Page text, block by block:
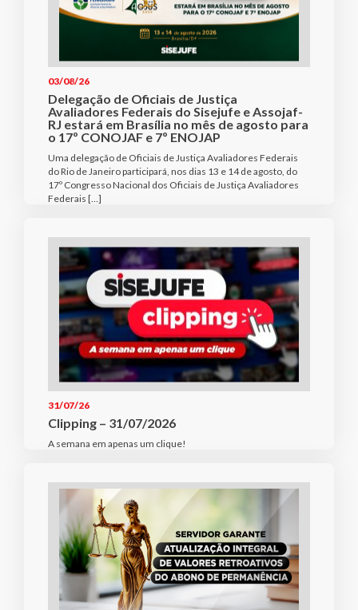
03/08/26
Delegação de Oficiais de Justiça
Avaliadores Federais do Sisejufe e Assojaf-
RJ estará em Brasília no mês de agosto para
o 17º CONOJAF e 7º ENOJAP
Uma delegação de Oficiais de Justiça Avaliadores Federais
do Rio de Janeiro participará, nos dias 13 e 14 de agosto, do
17º Congresso Nacional dos Oficiais de Justiça Avaliadores
Federais […]
31/07/26
Clipping – 31/07/2026
A semana em apenas um clique!